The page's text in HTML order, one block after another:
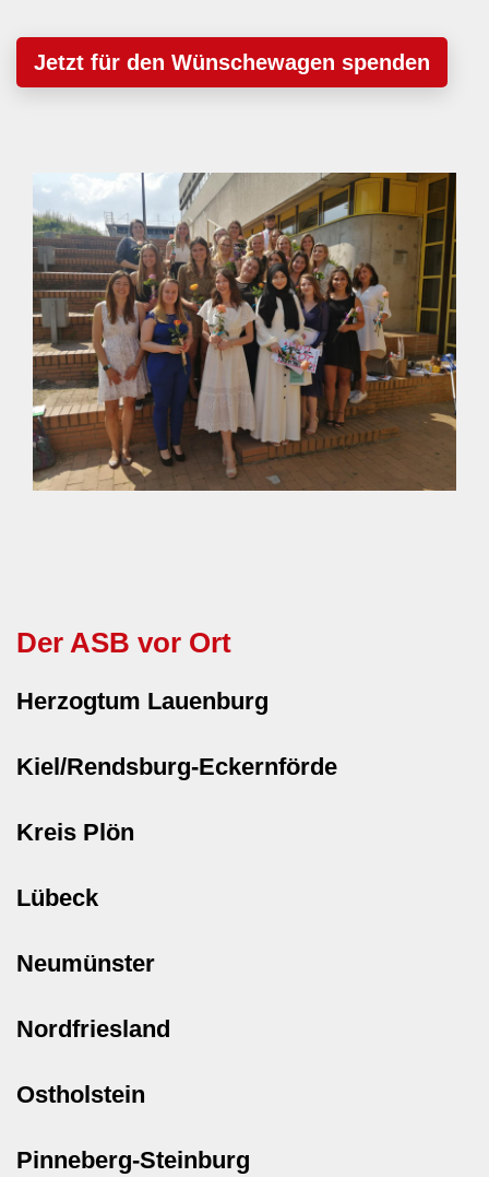
Jetzt für den Wünschewagen spenden
Der ASB vor Ort
Herzogtum Lauenburg
Kiel/Rendsburg-Eckernförde
Kreis Plön
Lübeck
Neumünster
Nordfriesland
Ostholstein
Pinneberg-Steinburg